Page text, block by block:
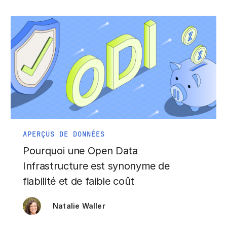
APERÇUS DE DONNÉES
Pourquoi une Open Data
Infrastructure est synonyme de
fiabilité et de faible coût
Natalie Waller